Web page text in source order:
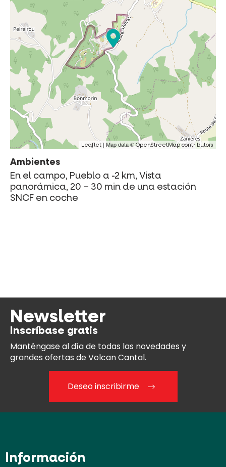
Leaflet | Map data © OpenStreetMap contributors
Ambientes
En el campo, Pueblo a -2 km, Vista
panorámica, 20 – 30 min de una estación
SNCF en coche
Newsletter
Inscríbase gratis
Manténgase al díade todas las novedades y
grandes ofertas de Volcan Cantal.
Deseo inscribirme
Información